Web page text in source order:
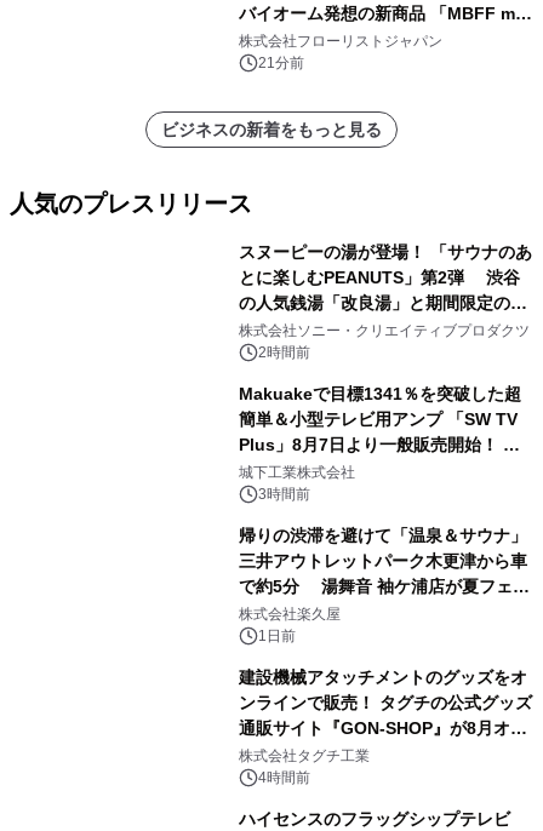
バイオーム発想の新商品 「MBFF mb
クレンジングPRO」を2026年8月6日
発売
株式会社フローリストジャパン
21分前
ビジネスの新着をもっと見る
人気のプレスリリース
スヌーピーの湯が登場！ 「サウナのあ
とに楽しむPEANUTS」第2弾 渋谷
の人気銭湯「改良湯」と期間限定のコ
ラボレーション サウナイキタイコラ
ボグッズも発売決定！
株式会社ソニー・クリエイティブプロダクツ
2時間前
Makuakeで目標1341％を突破した超
簡単＆小型テレビ用アンプ 「SW TV
Plus」8月7日より一般販売開始！ ケ
ーブル1本つなぐだけ、テレビの音が
ぐっと豊かに
城下工業株式会社
3時間前
帰りの渋滞を避けて「温泉＆サウナ」
三井アウトレットパーク木更津から車
で約5分 湯舞音 袖ケ浦店が夏フェア
メニューを提供
株式会社楽久屋
1日前
建設機械アタッチメントのグッズをオ
ンラインで販売！ タグチの公式グッズ
通販サイト『GON-SHOP』が8月オー
プン
株式会社タグチ工業
4時間前
ハイセンスのフラッグシップテレビ